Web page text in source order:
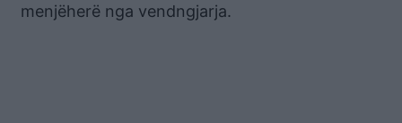
menjëherë nga vendngjarja.